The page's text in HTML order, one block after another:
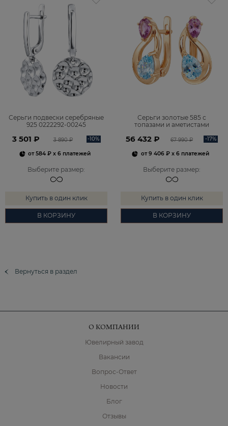
Серьги подвески серебряные
925 0222292-00245
3 501 ₽ 3 890 ₽ -10%
от584 ₽ x 6 платежей
Выберите размер:
Купить в один клик
В КОРЗИНУ
Серьги золотые 585 с
топазами и аметистами
56 432 ₽ 67 990 ₽ -17%
от9 406 ₽x 6 платежей
Выберите размер:
Купить в один клик
В КОРЗИНУ
Вернуться в раздел
О КОМПАНИИ
Ювелирный завод
Вакансии
Вопрос-Ответ
Новости
Блог
Отзывы